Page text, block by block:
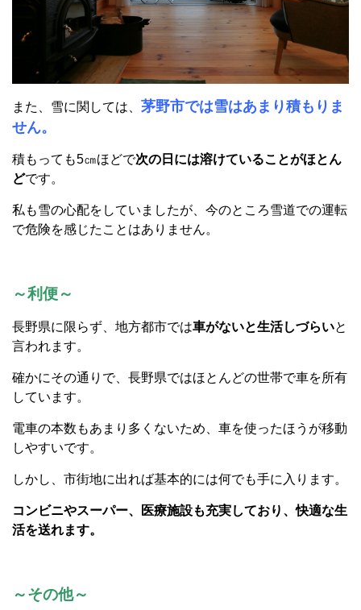
また、雪に関しては、 茅野市では雪はあまり積もりま
せん。
積もっても5㎝ほどで次の日には溶けていることがほとん
どです。
私も雪の心配をしていましたが、今のところ雪道での運転
で危険を感じたことはありません。
～利便～
長野県に限らず、地方都市では車がないと生活しづらいと
言われます。
確かにその通りで、長野県ではほとんどの世帯で車を所有
しています。
電車の本数もあまり多くないため、車を使ったほうが移動
しやすいです。
しかし、市街地に出れば基本的には何でも手に入ります。
コンビニやスーパー、医療施設も充実しており、快適な生
活を送れます。
～その他～